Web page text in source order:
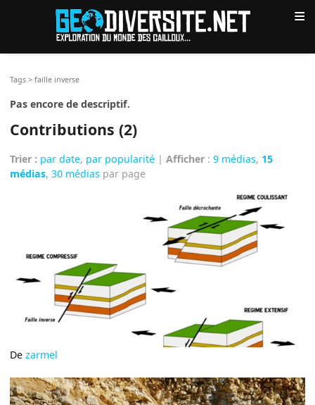
≡
Tags >faille inverse
Pas encore de descriptif.
Contributions (2)
Trier : par date, par popularité |Afficher :9 médias, 15
médias,30 médias par page
Dezarmel